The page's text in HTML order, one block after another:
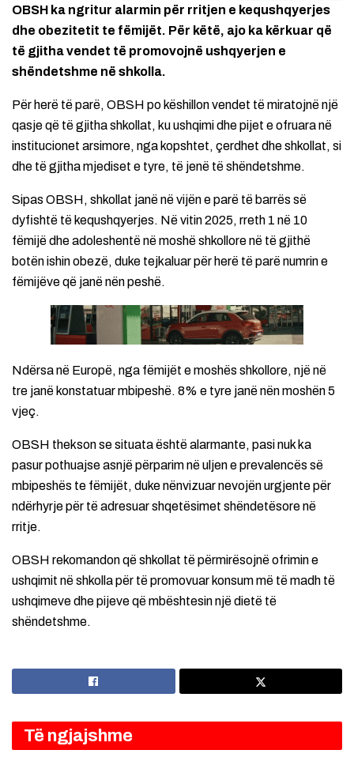
OBSH ka ngritur alarmin për rritjen e kequshqyerjes
dhe obezitetit te fëmijët. Për këtë, ajo ka kërkuar që
të gjitha vendet të promovojnë ushqyerjen e
shëndetshme në shkolla.
Për herë të parë, OBSH po këshillon vendet të miratojnë një
qasje që të gjitha shkollat, ku ushqimi dhe pijet e ofruara në
institucionet arsimore, nga kopshtet, çerdhet dhe shkollat, si
dhe të gjitha mjediset e tyre, të jenë të shëndetshme.
Sipas OBSH, shkollat janë në vijën e parë të barrës së
dyfishtë të kequshqyerjes. Në vitin 2025, rreth 1 në 10
fëmijë dhe adoleshentë në moshë shkollore në të gjithë
botën ishin obezë, duke tejkaluar për herë të parë numrin e
fëmijëve që janë nën peshë.
Ndërsa në Europë, nga fëmijët e moshës shkollore, një në
tre janë konstatuar mbipeshë. 8% e tyre janë nën moshën 5
vjeç.
OBSH thekson se situata është alarmante, pasi nuk ka
pasur pothuajse asnjë përparim në uljen e prevalencës së
mbipeshës te fëmijët, duke nënvizuar nevojën urgjente për
ndërhyrje për të adresuar shqetësimet shëndetësore në
rritje.
OBSH rekomandon që shkollat të përmirësojnë ofrimin e
ushqimit në shkolla për të promovuar konsum më të madh të
ushqimeve dhe pijeve që mbështesin një dietë të
shëndetshme.
Të ngjajshme